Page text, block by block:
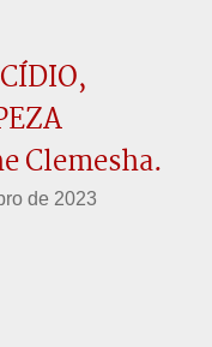
Clemesha.
de 2023